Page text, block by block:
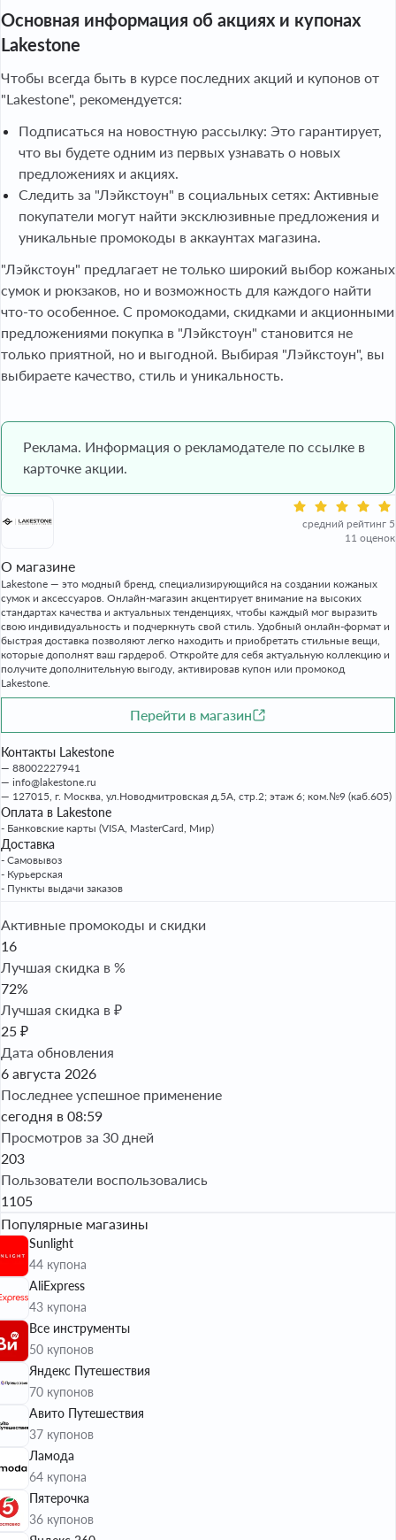
Основная информация об акциях и купонах
Lakestone
Чтобы всегда быть в курсе последних акций и купонов от
"Lakestone", рекомендуется:
Подписаться на новостную рассылку: Это гарантирует,
что вы будете одним из первых узнавать о новых
предложениях и акциях.
Следить за "Лэйкстоун" в социальных сетях: Активные
покупатели могут найти эксклюзивные предложения и
уникальные промокоды в аккаунтах магазина.
"Лэйкстоун" предлагает не только широкий выбор кожаных
сумок и рюкзаков, но и возможность для каждого найти
что-то особенное. С промокодами, скидками и акционными
предложениями покупка в "Лэйкстоун" становится не
только приятной, но и выгодной. Выбирая "Лэйкстоун", вы
выбираете качество, стиль и уникальность.
Реклама. Информация о рекламодателе по ссылке в
карточке акции.
средний рейтинг 5
11 оценок
О магазине
Lakestone — это модный бренд, специализирующийся на создании кожаных
сумок и аксессуаров. Онлайн-магазин акцентирует внимание на высоких
стандартах качества и актуальных тенденциях, чтобы каждый мог выразить
свою индивидуальность и подчеркнуть свой стиль. Удобный онлайн-формат и
быстрая доставка позволяют легко находить и приобретать стильные вещи,
которые дополнят ваш гардероб. Откройте для себя актуальную коллекцию и
получите дополнительную выгоду, активировав купон или промокод
Lakestone.
Перейти в магазин
Контакты Lakestone
88002227941
info@lakestone.ru
127015, г. Москва, ул.Новодмитровская д.5А, стр.2; этаж 6; ком.№9 (каб.605)
Оплата в Lakestone
- Банковские карты (VISA, MasterCard, Мир)
Доставка
- Самовывоз
- Курьерская
- Пункты выдачи заказов
Активные промокоды и скидки
16
Лучшая скидка в %
72%
Лучшая скидка в ₽
25 ₽
Дата обновления
6 августа 2026
Последнее успешное применение
сегодня в 08:59
Просмотров за 30 дней
203
Пользователи воспользовались
1105
Популярные магазины
Sunlight
44 купона
AliExpress
43 купона
Все инструменты
50 купонов
Яндекс Путешествия
70 купонов
Авито Путешествия
37 купонов
Ламода
64 купона
Пятерочка
36 купонов